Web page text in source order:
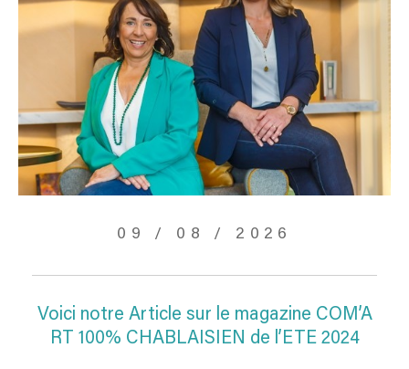
09 / 08 / 2026
Voici notre Article sur le magazine COM’A
RT 100% CHABLAISIEN de l’ETE 2024